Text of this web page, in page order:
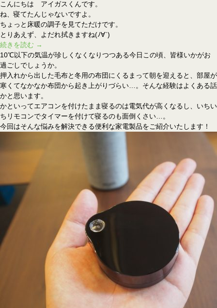
こんにちは アイガスくんです。
ね、寝てたんじゃないですよ。
ちょっと床暖の調子を見てただけです。
とりあえず、よだれ拭きますね(ﾉ∀`)
続きを読む 寒
い
季
節
に
床
暖
を
♪
→
10℃以下の気温が珍しくなくなりつつある今日この頃、皆様いかがお
過ごしでしょうか。
押入れから出した毛布と冬用の布団にくるまって朝を迎えると、部屋が
寒くてなかなか布団から起き上がりづらい…。そんな経験はよくある話
かと思います。
かといってエアコンを付けたまま寝るのは電気代が高くなるし、いちい
ちリモコンでタイマーを付けて寝るのも面倒くさい…。
今回はそんな悩みを解決できる便利な家電製品をご紹介いたします！